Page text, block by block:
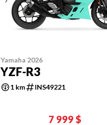
Yamaha 2026
YZF-R3
1 km INS49221
7 999 $